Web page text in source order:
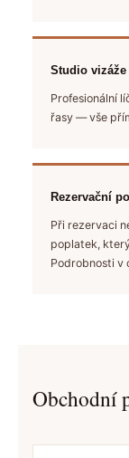
Studio vizáže
Profesionální
řasy — vše
Rezervační
Při rezervaci
poplatek,
Podrobnosti v
Obchodní